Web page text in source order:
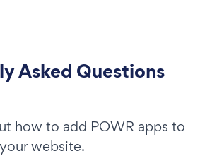
Asked Questions
how to add POWR apps to
your website.